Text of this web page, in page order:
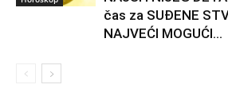
čas za SUĐENE
NAJVEĆI MOGUĆI...